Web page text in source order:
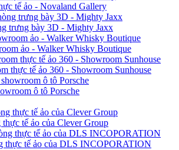
tế ảo - Novaland Gallery
trưng bày 3D - Mighty Jaxx
ảo - Walker Whisky Boutique
thực tế ảo 360 - Showroom Sunhouse
ô tô Porsche
tế ảo của Clever Group
thực tế ảo của DLS INCOPORATION